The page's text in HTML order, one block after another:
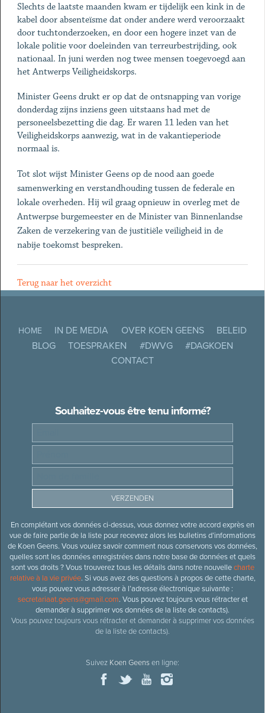
Slechts de laatste maanden kwam er tijdelijk een kink in de
kabel door absenteïsme dat onder andere werd veroorzaakt
door tuchtonderzoeken, en door een hogere inzet van de
lokale politie voor doeleinden van terreurbestrijding, ook
nationaal. In juni werden nog twee mensen toegevoegd aan
het Antwerps Veiligheidskorps.
Minister Geens drukt er op dat de ontsnapping van vorige
donderdag zijns inziens geen uitstaans had met de
personeelsbezetting die dag. Er waren 11 leden van het
Veiligheidskorps aanwezig, wat in de vakantieperiode
normaal is.
Tot slot wijst Minister Geens op de nood aan goede
samenwerking en verstandhouding tussen de federale en
lokale overheden. Hij wil graag opnieuw in overleg met de
Antwerpse burgemeester en de Minister van Binnenlandse
Zaken de verzekering van de justitiële veiligheid in de
nabije toekomst bespreken.
Terug naar het overzicht
HOME IN DE MEDIA OVER KOEN GEENS
BELEID
BLOG
TOESPRAKEN #DWVG
#DAGKOEN
CONTACT
Souhaitez-vous être tenu informé?
En complétant vos données ci-dessus, vous donnez votre accord exprès en
vue de faire partie de la liste pour recevrez alors les bulletins d’informations
de Koen Geens. Vous voulez savoir comment nous conservons vos données,
quelles sont les données enregistrées dans notre base de données et quels
sont vos droits ? Vous trouverez tous les détails dans notre nouvellecharte
relative à la vie privée. Si vous avez des questions à propos de cette charte,
vous pouvez vous adresser à l’adresse électronique suivante :
secretariaat.geens@gmail.com. Vous pouvez toujours vous rétracter et
demander à supprimer vos données de la liste de contacts).
Vous pouvez toujours vous rétracter et demander à supprimer vos données
de la liste de contacts).
Suivez Koen Geensen ligne: